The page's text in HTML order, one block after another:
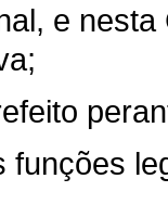
e
funções